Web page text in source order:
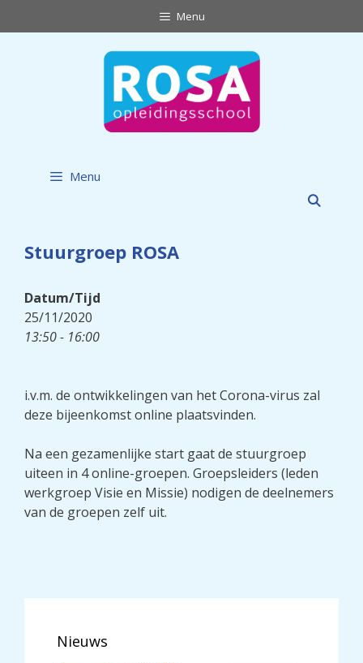
naar
Menu
Menu
Stuurgroep ROSA
Datum/Tijd
25/11/2020
13:50 - 16:00
i.v.m. de ontwikkelingen van het Corona-virus zal
deze bijeenkomst online plaatsvinden.
Na een gezamenlijke start gaat de stuurgroep
uiteen in 4 online-groepen. Groepsleiders (leden
werkgroep Visie en Missie) nodigen de deelnemers
van de groepen zelf uit.
Nieuws